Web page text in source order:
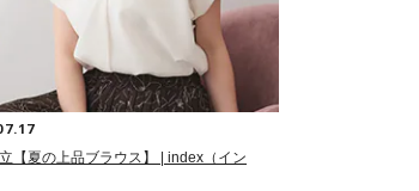
【夏の上品ブラウス】 | index（イン